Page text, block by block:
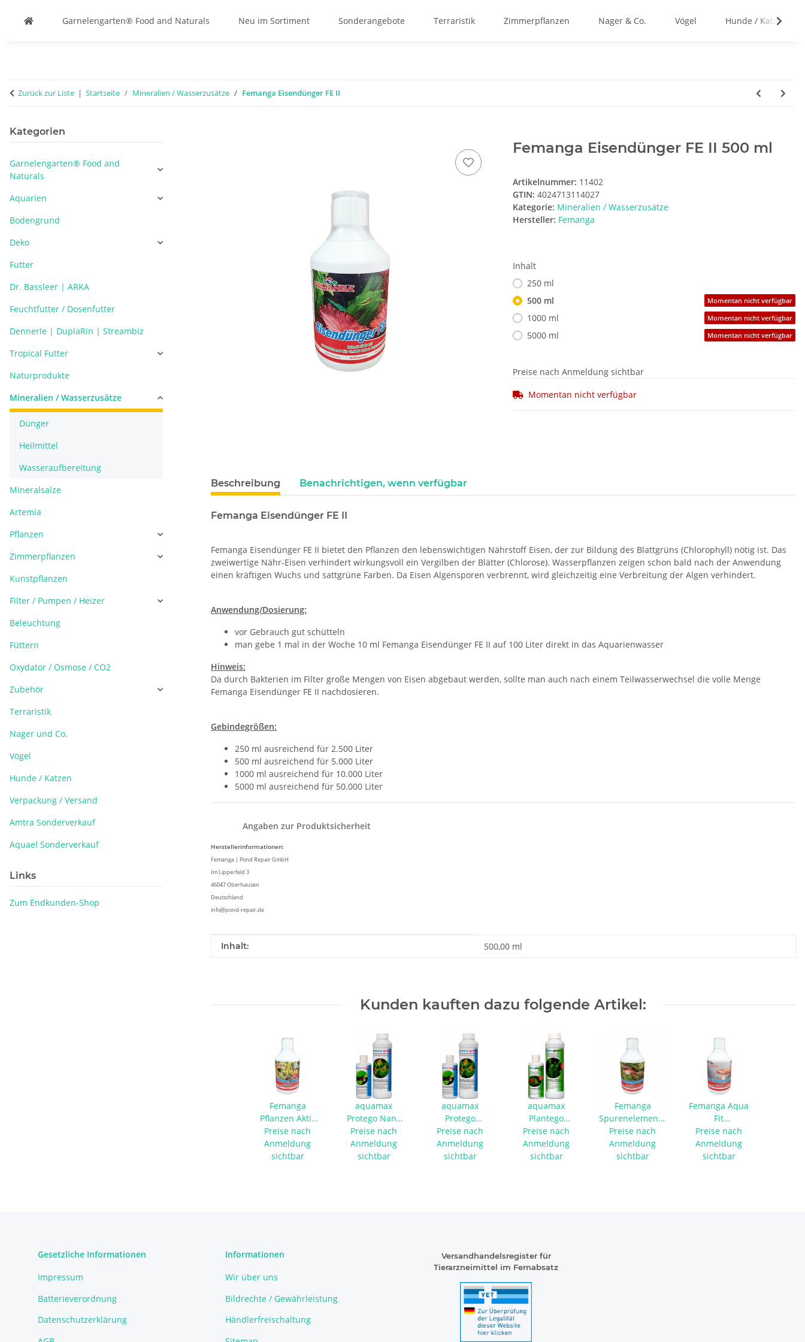
Garnelengarten® Food and Naturals Neu im Sortiment Sonderangebote Terraristik Zimmerpflanzen Nager & Co. Vögel Hunde / Katzen
Zurück zur Liste Startseite Mineralien / Wasserzusätze Femanga Eisendünger FE II
Femanga Eisendünger FE II 500 ml
Artikelnummer: 11402
GTIN: 4024713114027
Kategorie: Mineralien / Wasserzusätze
Hersteller: Femanga
Inhalt
250 ml
500 ml
Momentan nicht verfügbar
1000 ml Momentan nicht verfügbar
5000 ml Momentan nicht verfügbar
Preise nach Anmeldung sichtbar
Momentan nicht verfügbar
Beschreibung Benachrichtigen, wenn verfügbar
Femanga Eisendünger FE II
Femanga Eisendünger FE II bietet den Pflanzen den lebenswichtigen Nährstoff Eisen, der zur Bildung des Blattgrüns (Chlorophyll) nötig ist. Das
zweiwertige Nähr-Eisen verhindert wirkungsvoll ein Vergilben der Blätter (Chlorose). Wasserpflanzen zeigen schon bald nach der Anwendung
einen kräftigen Wuchs und sattgrüne Farben. Da Eisen Algensporen verbrennt, wird gleichzeitig eine Verbreitung der Algen verhindert.
Anwendung/Dosierung:
vor Gebrauch gut schütteln
man gebe 1 mal in der Woche 10 ml Femanga Eisendünger FE II auf 100 Liter direkt in das Aquarienwasser
Hinweis:
Da durch Bakterien im Filter große Mengen von Eisen abgebaut werden, sollte man auch nach einem Teilwasserwechsel die volle Menge
Femanga Eisendünger FE II nachdosieren.
Gebindegrößen:
250 ml ausreichend für 2.500 Liter
500 ml ausreichend für 5.000 Liter
1000 ml ausreichend für 10.000 Liter
5000 ml ausreichend für 50.000 Liter
Angaben zur Produktsicherheit
Herstellerinformationen:
Femanga | Pond Repair GmbH
Im Lipperfeld 3
46047 Oberhausen
Deutschland
info@pond-repair.de
Produkteigenschaft
Wert
Inhalt: 500,00 ml
Kunden kauften dazu folgende Artikel:
Femanga
Pflanzen Aktiv
250 ml
Preise nach
Anmeldung
sichtbar
aquamax
Protego Nano
100 ml
Preise nach
Anmeldung
sichtbar
aquamax
Protego
Standard 250 ml
Preise nach
Anmeldung
sichtbar
aquamax
Plantego
Standard 250 ml
Preise nach
Anmeldung
sichtbar
Femanga
Spurenelemente
250 ml
Preise nach
Anmeldung
sichtbar
Femanga Aqua
Fit
Wasseraufbereiter
500 ml
Preise nach
Anmeldung
sichtbar
Kategorien
Garnelengarten® Food and
Naturals
Aquarien
Bodengrund
Deko
Futter
Dr. Bassleer | ARKA
Feuchtfutter / Dosenfutter
Dennerle | DuplaRin | Streambiz
Tropical Futter
Naturprodukte
Mineralien / Wasserzusätze
Dünger
Heilmittel
Wasseraufbereitung
Mineralsalze
Artemia
Pflanzen
Zimmerpflanzen
Kunstpflanzen
Filter / Pumpen / Heizer
Beleuchtung
Füttern
Oxydator / Osmose / CO2
Zubehör
Terraristik
Nager und Co.
Vögel
Hunde / Katzen
Verpackung / Versand
Amtra Sonderverkauf
Aquael Sonderverkauf
Links
Zum Endkunden-Shop
Gesetzliche Informationen
Impressum
Batterieverordnung
Datenschutzerklärung
Informationen
Wir über uns
Bildrechte / Gewährleistung
Händlerfreischaltung
Versandhandelsregister für
Tierarzneimittel im Fernabsatz